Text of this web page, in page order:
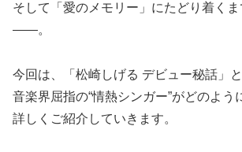
そして「愛のメモリー」にたどり着くま
——。
今回は、「松崎しげる デビュー秘話」
音楽界屈指の“情熱シンガー”がどのよう
詳しくご紹介していきます。